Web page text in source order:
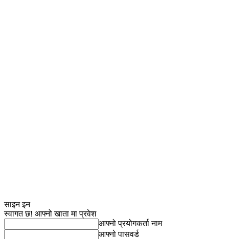
साइन इन
स्वागत छ! आफ्नो खाता मा प्रवेश
आफ्नो प्रयोगकर्ता नाम
आफ्नो पासवर्ड